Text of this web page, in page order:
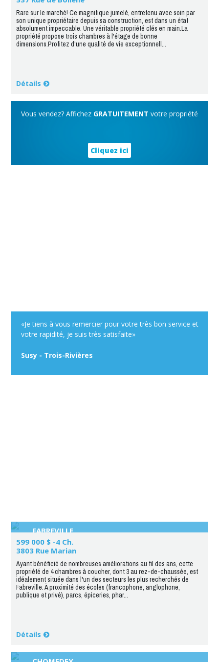
Rare sur le marché! Ce magnifique jumelé, entretenu avec soin par
son unique propriétaire depuis sa construction, est dans un état
absolument impeccable. Une véritable propriété clés en main.La
propriété propose trois chambres à l'étage de bonne
dimensions.Profitez d'une qualité de vie exceptionnell...
Détails
Vous vendez? Affichez GRATUITEMENT votre propriété
Cliquez ici
«Je tiens à vous remercier pour votre très bon service et
votre rapidité, je suis très satisfaite»
Susy - Trois-Rivières
FABREVILLE
599 000 $ -4 Ch.
3803 Rue Marian
Ayant bénéficié de nombreuses améliorations au fil des ans, cette
propriété de 4 chambres à coucher, dont 3 au rez-de-chaussée, est
idéalement située dans l'un des secteurs les plus recherchés de
Fabreville. À proximité des écoles (francophone, anglophone,
publique et privé), parcs, épiceries, phar...
Détails